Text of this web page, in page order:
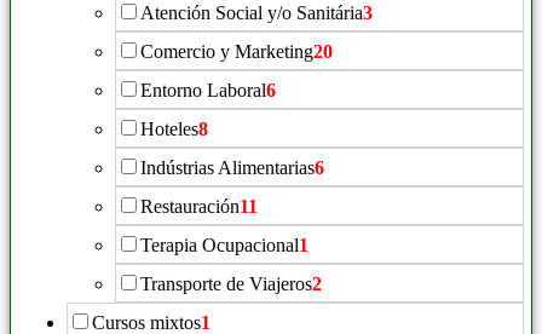
Atención Social y/o Sanitária3
Comercio y Marketing20
Entorno Laboral6
Hoteles8
Indústrias Alimentarias6
Restauración11
Terapia Ocupacional1
Transporte de Viajeros2
Cursos mixtos1